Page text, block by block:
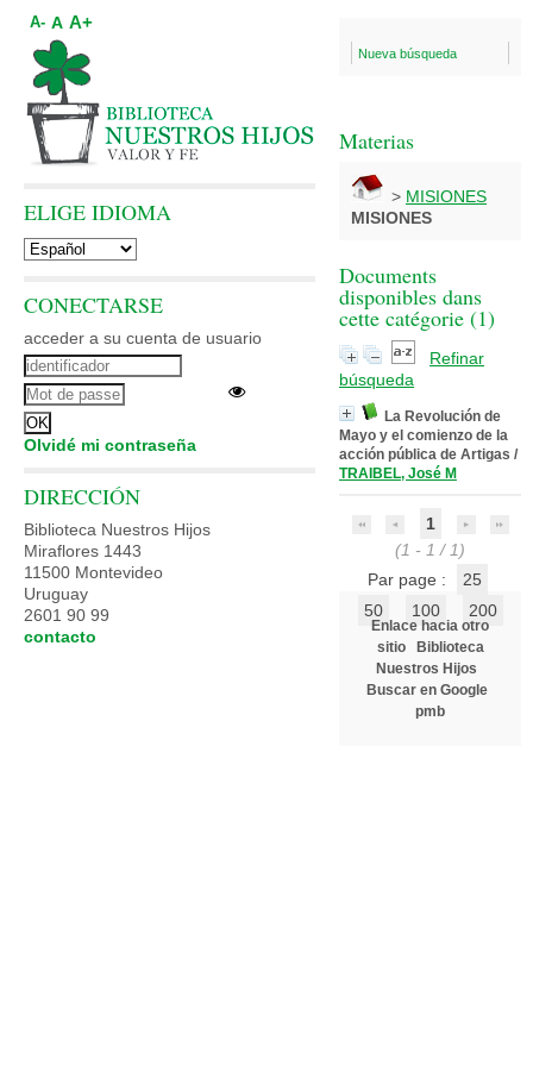
Nueva búsqueda
Materias
> MISIONES
MISIONES
Documents
disponibles dans
cette catégorie (1)
Refinar
búsqueda
La Revolución de
Mayo y el comienzo de la
acción pública de Artigas /
TRAIBEL, José M
1
(1 - 1 / 1)
Par page :
25
50
100 200
Enlace hacia otro
sitio
Biblioteca
Nuestros Hijos
Buscar en Google
pmb
A- A A+
ELIGE IDIOMA
CONECTARSE
acceder a su cuenta de usuario
Olvidé mi contraseña
DIRECCIÓN
Biblioteca Nuestros Hijos
Miraflores 1443
11500 Montevideo
Uruguay
2601 90 99
contacto